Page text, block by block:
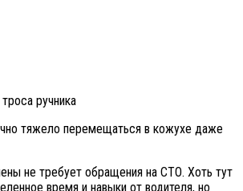
ручника
тяжело перемещаться в кожухе даже
не требует обращения на СТО. Хоть тут
время и навыки от водителя, но